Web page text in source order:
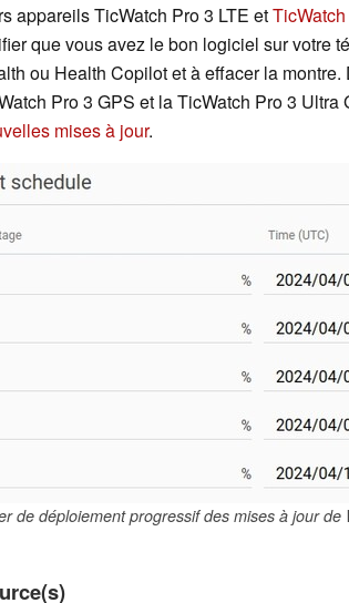
appareils TicWatch Pro 3 LTE et
que vous avez le bon logiciel sur votre
ou Health Copilot et à effacer la
Pro 3 GPS et la TicWatch Pro 3 Ultra
mises à jour.
de déploiement progressif des mises à jour